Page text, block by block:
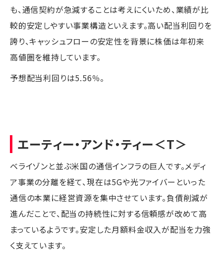
も、通信契約が急減することは考えにくいため、業績が比
較的安定しやすい事業構造といえます。高い配当利回りを
誇り、キャッシュフローの安定性を背景に株価は年初来
高値圏を維持しています。
予想配当利回りは5.56％。
エーティー・アンド・ティー＜T＞
ベライゾンと並ぶ米国の通信インフラの巨人です。メディ
ア事業の分離を経て、現在は5Gや光ファイバーといった
通信の本業に経営資源を集中させています。負債削減が
進んだことで、配当の持続性に対する信頼感が改めて高
まっているようです。安定した月額料金収入が配当を力強
く支えています。